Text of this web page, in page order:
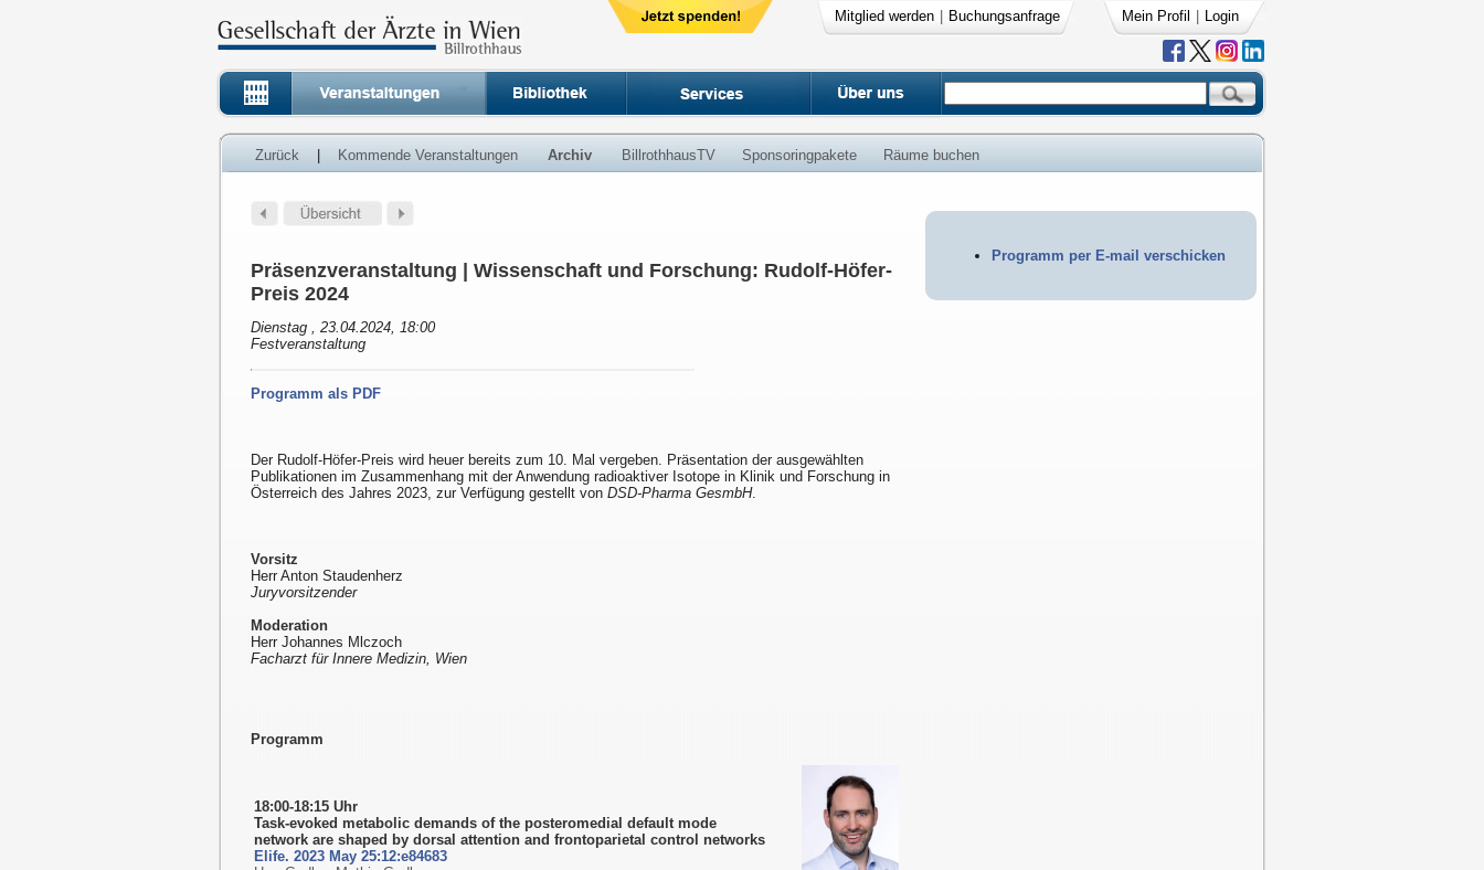
Mitglied werden Buchungsanfrage Mein Profil Login
Zurück Kommende Veranstaltungen Archiv BillrothhausTV Sponsoringpakete Räume buchen
Programm per E-mail verschicken
Präsenzveranstaltung | Wissenschaft und Forschung: Rudolf-Höfer-
Preis 2024
Dienstag , 23.04.2024, 18:00
Festveranstaltung
Programm als PDF
Der Rudolf-Höfer-Preis wird heuer bereits zum 10. Mal vergeben. Präsentation der ausgewählten
Publikationen im Zusammenhang mit der Anwendung radioaktiver Isotope in Klinik und Forschung in
Österreich des Jahres 2023, zur Verfügung gestellt von DSD-Pharma GesmbH.
Vorsitz
Herr Anton Staudenherz
Juryvorsitzender
Moderation
Herr Johannes Mlczoch
Facharzt für Innere Medizin, Wien
Programm
18:00-18:15 Uhr
Task-evoked metabolic demands of the posteromedial default mode
network are shaped by dorsal attention and frontoparietal control networks
Elife. 2023 May 25:12:e84683